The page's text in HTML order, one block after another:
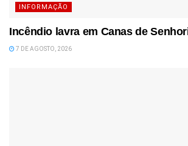
INFORMAÇÃO
Incêndio lavra em Canas de
7 DE AGOSTO, 2026